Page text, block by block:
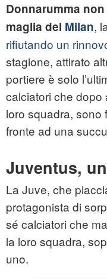
Donnarumma
maglia del Milan,
rifiutando un
stagione, attirato
portiere è solo
calciatori che dopo
loro squadra, sono
fronte ad una
Juventus,
La Juve, che
protagonista di
sé calciatori che
la loro squadra,
uno.